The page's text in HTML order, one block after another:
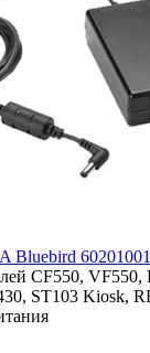
Bluebird
CF550, VF550,
ST103 Kiosk,